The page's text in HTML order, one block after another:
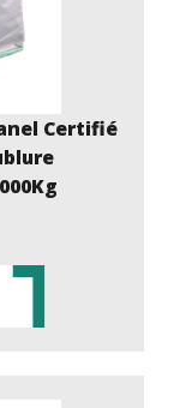
Certifié